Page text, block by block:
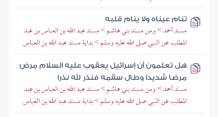
تنام عيناه ولا ينام قلبه
مسند أحمد > ومن مسند بني هاشم > مسند عبد الله بن العباس بن عبد
المطلب عن النبي صلى الله عليه وسلم > بداية مسند عبد الله بن العباس
هل تعلمون أن إسرائيل يعقوب عليه السلام مرض
مرضا شديدا وطال سقمه فنذر لله نذرا
مسند أحمد > ومن مسند بني هاشم > مسند عبد الله بن العباس بن عبد
المطلب عن النبي صلى الله عليه وسلم > بداية مسند عبد الله بن العباس